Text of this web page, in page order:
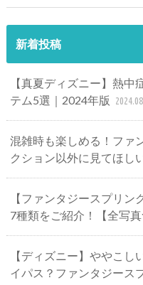
新着投稿
【真夏ディズニー】熱中
テム5選｜2024年版
混雑時も楽しめる！ファ
クション以外に見てほし
【ファンタジースプリン
7種類をご紹介！【全写真
【ディズニー】ややこ
イパス？ファンタジース